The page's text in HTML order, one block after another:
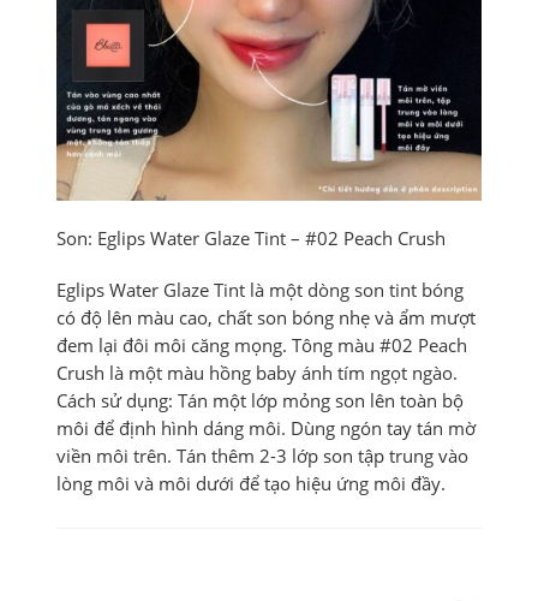
Son: Eglips Water Glaze Tint – #02 Peach Crush
Eglips Water Glaze Tint là một dòng son tint bóng
có độ lên màu cao, chất son bóng nhẹ và ẩm mượt
đem lại đôi môi căng mọng. Tông màu #02 Peach
Crush là một màu hồng baby ánh tím ngọt ngào.
Cách sử dụng: Tán một lớp mỏng son lên toàn bộ
môi để định hình dáng môi. Dùng ngón tay tán mờ
viền môi trên. Tán thêm 2-3 lớp son tập trung vào
lòng môi và môi dưới để tạo hiệu ứng môi đầy.